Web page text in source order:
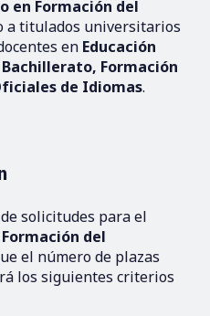
en Formación del
a titulados universitarios
en Educación
Formación
de Idiomas.
solicitudes para el
del
el número de plazas
los siguientes criterios